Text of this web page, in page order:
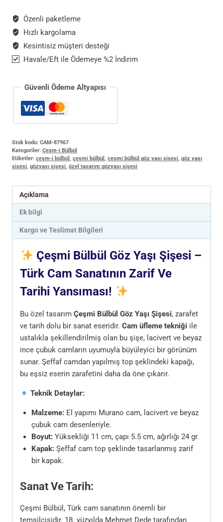
Yapımı
Murano
Cam
Sanat
Eseri
Özenli paketleme
Hızlı kargolama
Kesintisiz müşteri desteği
Havale/Eft ile Ödemeye %2 İndirim
Güvenli Ödeme Altyapısı
Stok kodu: CAM-87967
Kategoriler: Çeşm-i Bülbül
Etiketler: çeşm-i bülbül , çeşmi bülbül , çeşmi bülbül göz yaşı şişesi, göz yaşı
şişesi, gözyaşı şişesi, özel tasarım gözyaşı şişesi
Açıklama
Ek bilgi
Kargo ve Teslimat Bilgileri
Çeşmi Bülbül Göz Yaşı Şişesi –
Türk Cam Sanatının Zarif Ve
Tarihi Yansıması!
Bu özel tasarım Çeşmi Bülbül Göz Yaşı Şişesi, zarafet
ve tarih dolu bir sanat eseridir. Cam üfleme tekniği ile
ustalıkla şekillendirilmiş olan bu şişe, lacivert ve beyaz
ince çubuk camların uyumuyla büyüleyici bir görünüm
sunar. Şeffaf camdan yapılmış top şeklindeki kapağı,
bu eşsiz eserin zarafetini daha da öne çıkarır.
Teknik Detaylar:
Malzeme:El yapımı Murano cam, lacivert ve beyaz
çubuk cam desenleriyle.
Boyut:Yüksekliği 11 cm, çapı 5.5 cm, ağırlığı 24 gr.
Kapak:Şeffaf cam top şeklinde tasarlanmış zarif
bir kapak.
Sanat Ve Tarih:
Çeşmi Bülbül, Türk cam sanatının önemli bir
temsilcisidir. 18. yüzyılda Mehmet Dede tarafından